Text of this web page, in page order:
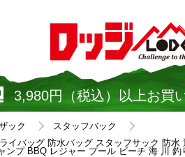
3,980円（税込）以上お買
ック
スタッフバック
イバッグ 防水バッグ スタッフサック 防
ンプ BBQ レジャー プール ビーチ 海 川